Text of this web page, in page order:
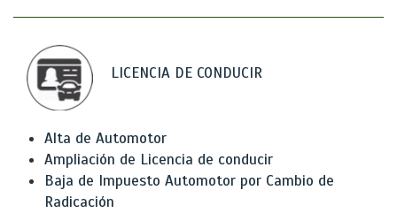
LICENCIA DE CONDUCIR
Alta de Automotor
Ampliación de Licencia de conducir
Baja de Impuesto Automotor por Cambio de
Radicación